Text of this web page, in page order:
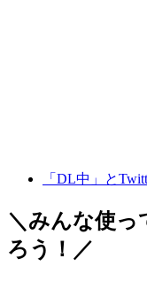
「DL中」と
＼みんな使っ
ろう！／